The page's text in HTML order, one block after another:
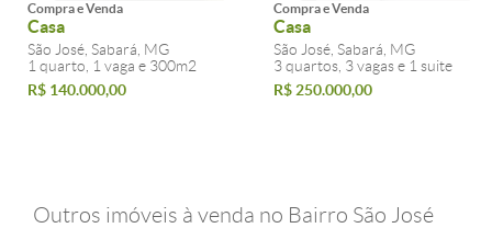
Compra e Venda
Casa
São José, Sabará, MG
1 quarto, 1 vaga e 300m2
R$ 140.000,00
Compra e Venda
Casa
São José, Sabará, MG
3 quartos, 3 vagas e 1 suite
R$ 250.000,00
Outros imóveis à venda no Bairro São José